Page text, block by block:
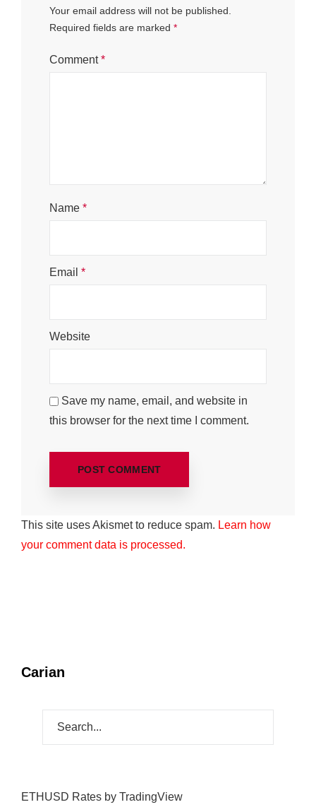
Your email address will not be published.
Required fields are marked *
Comment*
Name *
Email *
Website
Save my name, email, and website in
this browser for the next time I comment.
This site uses Akismet to reduce spam. Learn how
your comment data is processed.
Carian
ETHUSD Rates by TradingView